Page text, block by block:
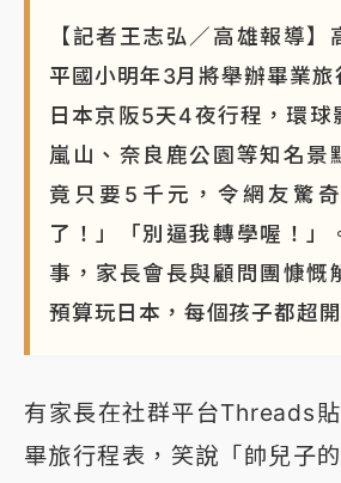
【記者王志弘／高雄報導】
平國小明年3月將舉辦畢業旅
日本京阪5天4夜行程，環球
嵐山、奈良鹿公園等知名景
竟只要5千元，令網友驚
了！」「別逼我轉學喔！」
事，家長會長與顧問團慷慨
預算玩日本，每個孩子都超開
有家長在社群平台Threads
畢旅行程表，笑說「帥兒子